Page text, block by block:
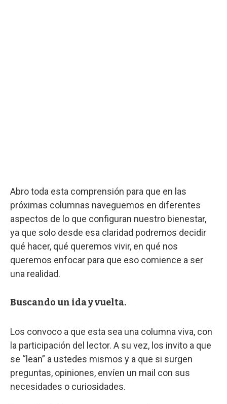
Abro toda esta comprensión para que en las
próximas columnas naveguemos en diferentes
aspectos de lo que configuran nuestro bienestar,
ya que solo desde esa claridad podremos decidir
qué hacer, qué queremos vivir, en qué nos
queremos enfocar para que eso comience a ser
una realidad.
Buscando un ida y vuelta.
Los convoco a que esta sea una columna viva, con
la participación del lector. A su vez, los invito a que
se “lean” a ustedes mismos y a que si surgen
preguntas, opiniones, envíen un mail con sus
necesidades o curiosidades.